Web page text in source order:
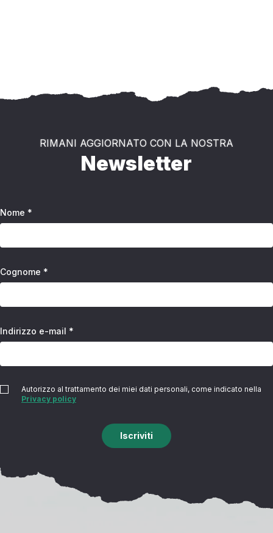
RIMANI AGGIORNATO CON LA NOSTRA
Newsletter
Nome *
Cognome *
Indirizzo e-mail *
Autorizzo al trattamento dei miei dati personali, come indicato nella
Privacy policy
Iscriviti